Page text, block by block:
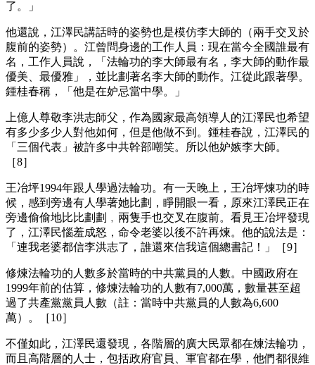
了。」
他還說，江澤民講話時的姿勢也是模仿李大師的（兩手交叉於
腹前的姿勢）。江曾問身邊的工作人員：現在當今全國誰最有
名，工作人員說，「法輪功的李大師最有名，李大師的動作最
優美、最優雅」，並比劃著名李大師的動作。江從此跟著學。
鍾桂春稱，「他是在妒忌當中學。」
上億人尊敬李洪志師父，作為國家最高領導人的江澤民也希望
有多少多少人對他如何，但是他做不到。鍾桂春說，江澤民的
「三個代表」被許多中共幹部嘲笑。所以他妒嫉李大師。
［8］
王冶坪1994年跟人學過法輪功。有一天晚上，王冶坪煉功的時
候，感到旁邊有人學著她比劃，睜開眼一看，原來江澤民正在
旁邊偷偷地比比劃劃﹐兩隻手也交叉在腹前。看見王冶坪發現
了，江澤民惱羞成怒，命令老婆以後不許再煉。他的說法是：
「連我老婆都信李洪志了，誰還來信我這個總書記！」［9］
修煉法輪功的人數多於當時的中共黨員的人數。中國政府在
1999年前的估算，修煉法輪功的人數有7,000萬，數量甚至超
過了共產黨黨員人數（註：當時中共黨員的人數為6,600
萬）。［10］
不僅如此，江澤民還發現，各階層的廣大民眾都在煉法輪功，
而且高階層的人士，包括政府官員、軍官都在學，他們都很維